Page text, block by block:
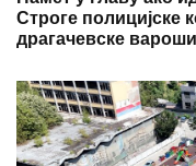
Строге полицијске
драгачевске